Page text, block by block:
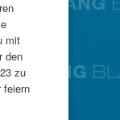
mit
den
zu
feiern